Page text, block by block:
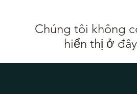
Chúng tôi không
hiển thị ở